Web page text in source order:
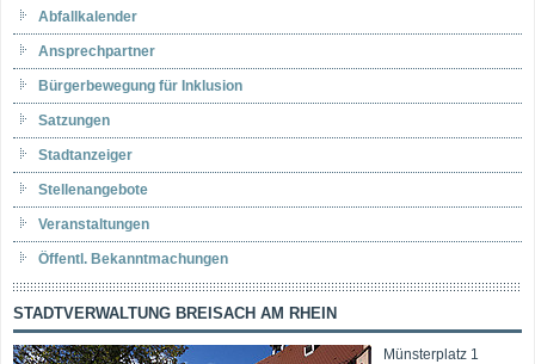
Abfallkalender
Ansprechpartner
Bürgerbewegung für Inklusion
Satzungen
Stadtanzeiger
Stellenangebote
Veranstaltungen
Öffentl. Bekanntmachungen
STADTVERWALTUNG BREISACH AM RHEIN
Münsterplatz 1